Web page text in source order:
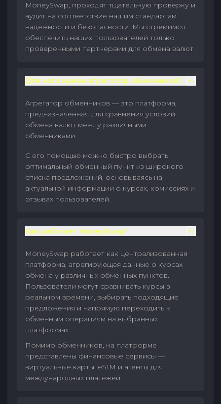
MoneySwap, проходят тщательную проверку и
аудит на соответствие нашим стандартам
надежности и безопасности. Мы стремимся
обеспечить наших пользователей только
проверенными партнерами для обмена валют.
Для чего нужен агрегатор обменников?
Агрегатор обменников — это платформа,
предназначенная для сравнения условий
обмена валют между различными
обменниками.
С его помощью можно быстро выбрать
оптимальный обменный пункт из широкого
списка предложений, основываясь на
актуальной информации о курсах, комиссиях и
отзывах пользователей.
Как работает MoneySwap?
MoneySwap работает как централизованная
платформа, агрегирующая данные о курсах
обмена у различных обменных пунктов.
Пользователи могут сравнивать курсы в
реальном времени, выбирать подходящие
предложения и напрямую переходить к
обменным операциям на выбранных
платформах.
Помимо обменников, на платформе
представлены финансовые сервисы —
виртуальные карты, eSIM и агенты для
международных платежей.